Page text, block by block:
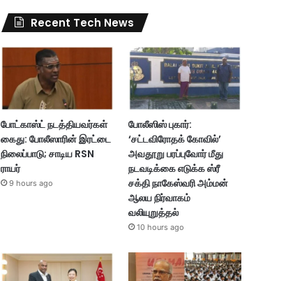
Recent Tech News
போட்காஸ்ட் நடத்தியவர்கள்
கைது: போலீஸாரின் இரட்டை
நிலைப்பாடு; சாடிய RSN
ராயர்
9 hours ago
போலீஸிஸ் புகார்:
‘சட்டவிரோதக் கோவில்’
அவதூறு பரப்புவோர் மீது
நடவடிக்கை எடுக்க ஸ்ரீ
சக்தி நாகேஸ்வரி அம்மன்
ஆலய நிர்வாகம்
வலியுறுத்தல்
10 hours ago